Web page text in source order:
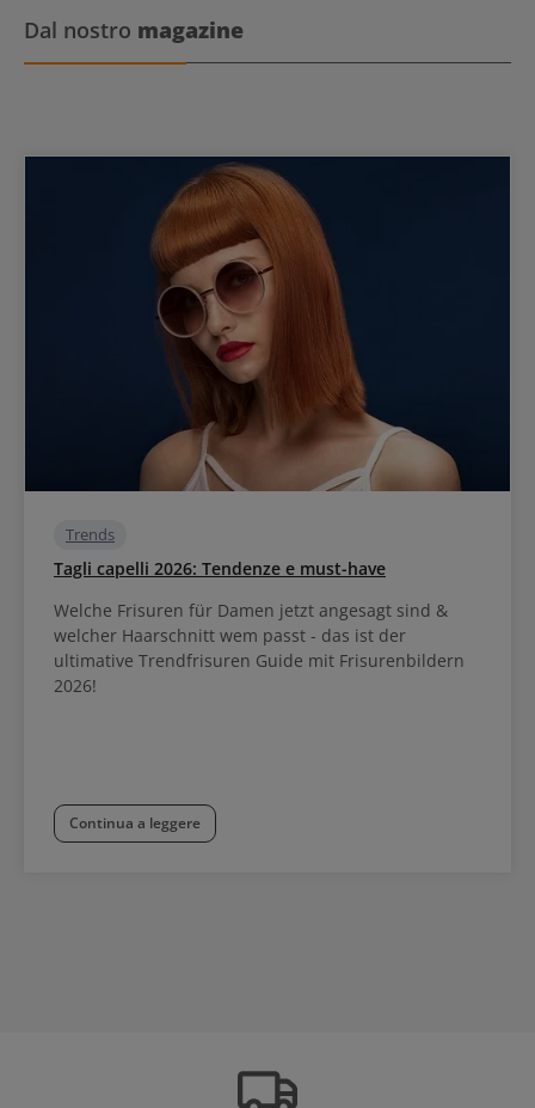
Dal nostro magazine
Trends
Tagli capelli 2026: Tendenze e must-have
Welche Frisuren für Damen jetzt angesagt sind &
welcher Haarschnitt wem passt - das ist der
ultimative Trendfrisuren Guide mit Frisurenbildern
2026!
Continua a leggere